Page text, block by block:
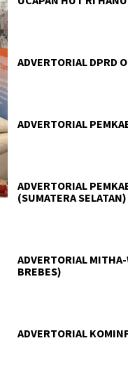
ADVERTORIAL DPRD
ADVERTORIAL
ADVERTORIAL
(SUMATERA SELATAN)
ADVERTORIAL
BREBES)
ADVERTORIAL